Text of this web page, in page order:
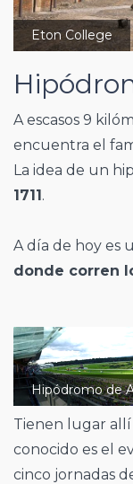
Eton College
A escasos 9
encuentra el
La idea de un
1711.
A día de hoy es
donde corren
Hipódromo de
Tienen lugar
conocido es el
cinco jornadas